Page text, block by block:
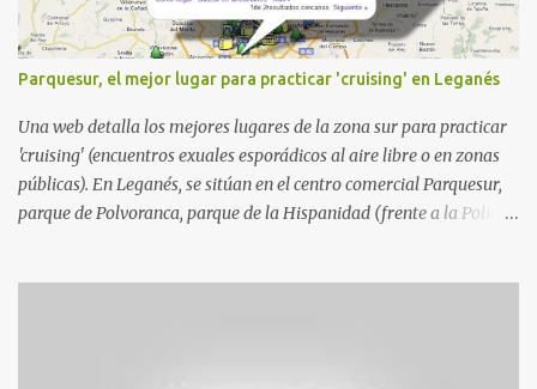
Parquesur, el mejor lugar para practicar 'cruising' en Leganés
Una web detalla los mejores lugares de la zona sur para practicar
'cruising' (encuentros exuales esporádicos al aire libre o en zonas
públicas). En Leganés, se sitúan en el centro comercial Parquesur,
parque de Polvoranca, parque de la Hispanidad (frente a la Policía